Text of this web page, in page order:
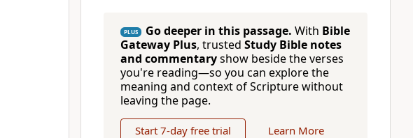
PLUS Go deeper in this passage. With Bible
Gateway Plus, trusted Study Bible notes
and commentaryshow beside the verses
you're reading—so you can explore the
meaning and context of Scripture without
leaving the page.
Start 7-day free trial Learn More